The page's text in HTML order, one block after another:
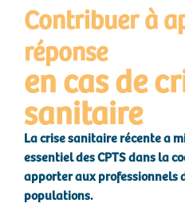
Contribuer à
réponse
en cas de
sanitaire
La crise sanitaire récente a
essentiel des CPTS dans la
apporter aux professionnels
populations.